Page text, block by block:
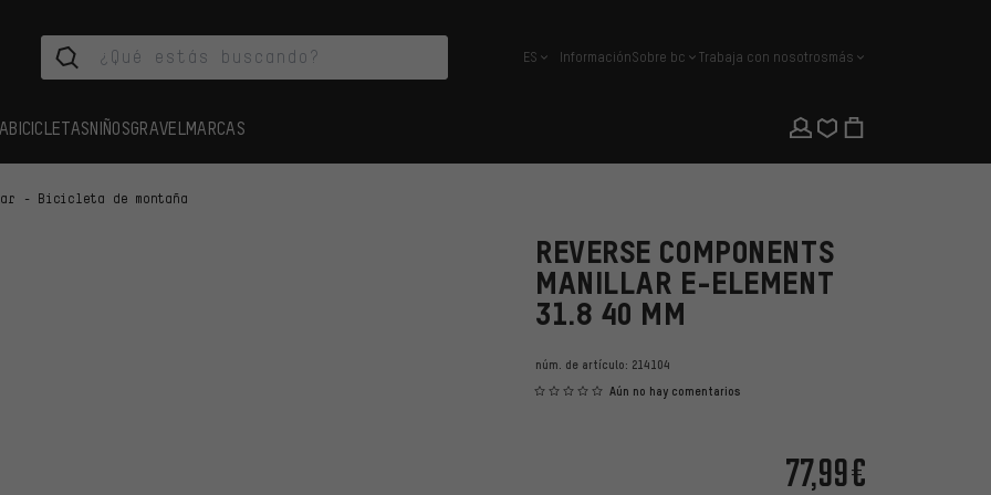
español
ES InformaciónSobre bc Trabaja con nosotrosmás
BICICLETASNIÑOSGRAVEL MARCAS
- Bicicleta de montaña
REVERSE COMPONENTS
MANILLAR E-ELEMENT
31.8 40 MM
núm. de artículo: 214104
Aún no hay comentarios
77,99€